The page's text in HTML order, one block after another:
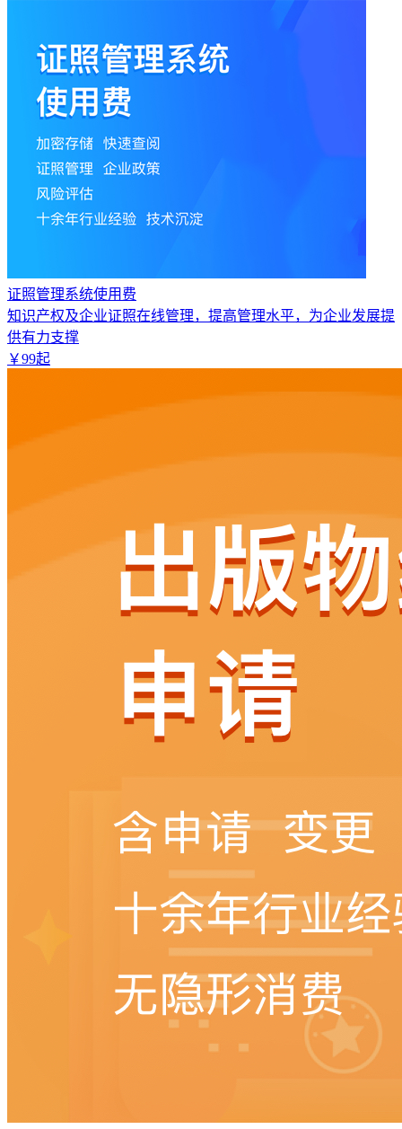
证照管理系统使用费
知识产权及企业证照在线管理，提高管理水平，为企业发展提
供有力支撑
￥99起